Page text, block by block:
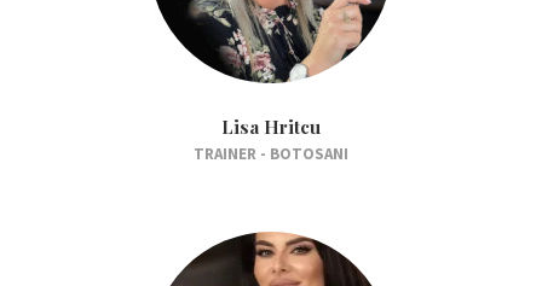
Lisa Hritcu
TRAINER - BOTOSANI